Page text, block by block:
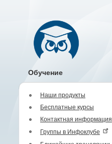
Обучение
Наши продукты
Бесплатные курсы
Контактная информация
Группы в Инфоклубе